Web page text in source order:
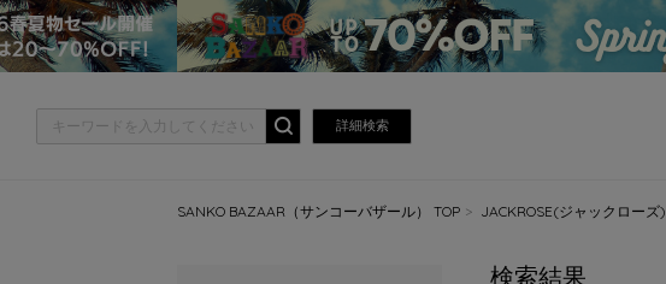
詳細検索
SANKO BAZAAR（サンコーバザール） TOP JACKROSE(ジャックローズ)
検索結果